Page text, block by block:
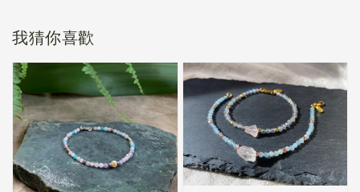
我猜你喜歡